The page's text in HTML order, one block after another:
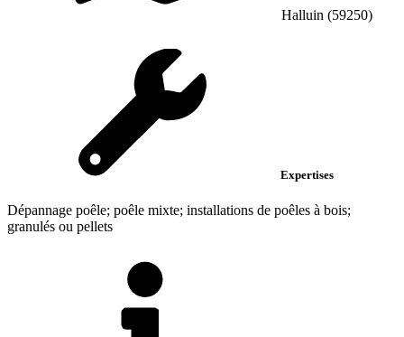
Halluin (59250)
Expertises
Dépannage poêle; poêle mixte; installations de poêles à bois;
granulés ou pellets